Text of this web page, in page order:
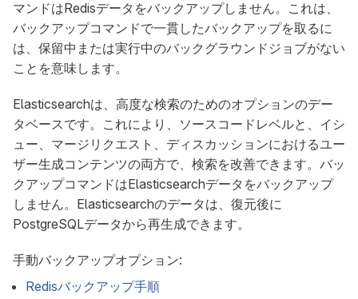
マンドはRedisデータをバックアップしません。これは、
バックアップコマンドで一貫したバックアップを取るに
は、保留中または実行中のバックグラウンドジョブがない
ことを意味します。
Elasticsearchは、高度な検索のためのオプションのデー
タベースです。これにより、ソースコードレベルと、イシ
ュー、マージリクエスト、ディスカッションにおけるユー
ザー生成コンテンツの両方で、検索を改善できます。バッ
クアップコマンドはElasticsearchデータをバックアップ
しません。Elasticsearchのデータは、復元後に
PostgreSQLデータから再生成できます。
手動バックアップオプション:
Redisバックアップ手順